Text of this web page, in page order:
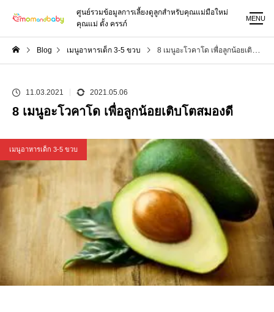
ศูนย์รวมข้อมูลการเลี้ยงดูลูกสำหรับคุณแม่มือใหม่
คุณแม่ ตั้ง ครรภ์
MENU
Blog เมนูอาหารเด็ก 3-5 ขวบ 8 เมนูอะโวคาโด เพื่อลูกน้อยเติบโตสมองดี
11.03.2021 2021.05.06
8 เมนูอะโวคาโด เพื่อลูกน้อยเติบโตสมองดี
เมนูอาหารเด็ก 3-5 ขวบ